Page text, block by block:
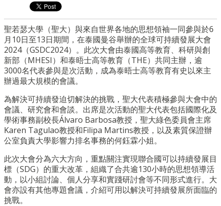
聖若瑟大學（聖大）與來自世界各地的思想領袖一同參與於6
月10日至13日期間，在泰國曼谷舉辦的全球可持續發展大會
2024（GSDC2024）。此次大會由泰國高等教育、科研與創
新部（MHESI）和泰晤士高等教育（THE）共同主辦，逾
3000名代表參與是次活動，成為泰晤士高等教育有史以來主
辦過最大規模的會議。
為解決可持續發迫切解決的挑戰，聖大代表積極參與大會中的
會議、研究會和會談。 出席是次活動的聖大代表包括國際化及
學術事務副校長Álvaro Barbosa教授，聖大綠色委員會主席
Karen Tagulao教授和Filipa Martins教授，以及素質保證辦
公室負責大學影響力排名事務的何鈺霖小姐。
此次大會分為六大方向，重點關注實現聯合國可以持續發展目
標（SDG）的重大改革，組織了合共逾130小時的思想領導活
動，以小組討論、個人分享和實踐研討會等不同形式進行。大
會亦設有其他專題會議，介紹可用以解決可持續發展所面臨的
挑戰。